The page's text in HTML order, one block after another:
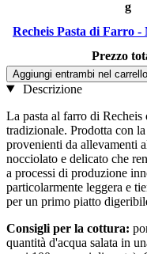
g
Recheis Pasta di Farro -
Prezzo
Aggiungi entrambi nel carrello
Descrizione
La pasta al farro di Recheis
tradizionale. Prodotta con
provenienti da allevamenti
nocciolato e delicato che
a processi di produzione
particolarmente leggera e
per un primo piatto
Consigli per la cottura:
quantità d'acqua salata in